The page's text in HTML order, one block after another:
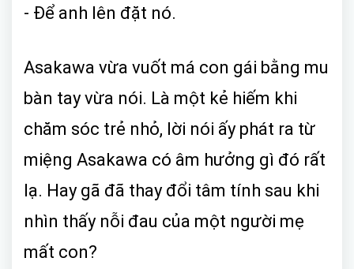
- Để anh lên đặt nó.
Asakawa vừa vuốt má con gái bằng mu
bàn tay vừa nói. Là một kẻ hiếm khi
chăm sóc trẻ nhỏ, lời nói ấy phát ra từ
miệng Asakawa có âm hưởng gì đó rất
lạ. Hay gã đã thay đổi tâm tính sau khi
nhìn thấy nỗi đau của một người mẹ
mất con?